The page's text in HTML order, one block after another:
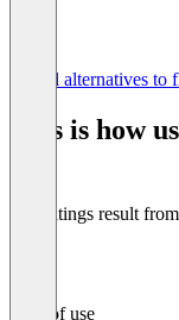
See all alternatives to
This is how
The ratings result
Ease of use